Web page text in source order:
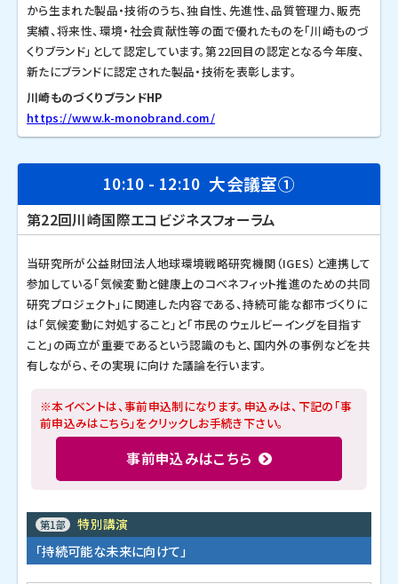
から生まれた製品・技術のうち、独自性、先進性、品質管理力、販売
実績、将来性、環境・社会貢献性等の面で優れたものを「川崎ものづ
くりブランド」として認定しています。第22回目の認定となる今年度、
新たにブランドに認定された製品・技術を表彰します。
川崎ものづくりブランドHP
https://www.k-monobrand.com/
10:10 - 12:10 大会議室①
第22回川崎国際エコビジネスフォーラム
当研究所が公益財団法人地球環境戦略研究機関（IGES）と連携して
参加している「気候変動と健康上のコベネフィット推進のための共同
研究プロジェクト」に関連した内容である、持続可能な都市づくりに
は「気候変動に対処すること」と「市民のウェルビーイングを目指す
こと」の両立が重要であるという認識のもと、国内外の事例などを共
有しながら、その実現に向けた議論を行います。
※本イベントは、事前申込制になります。申込みは、下記の「事
前申込みはこちら」をクリックしお手続き下さい。
事前申込みはこちら
第1部 特別講演
「持続可能な未来に向けて」